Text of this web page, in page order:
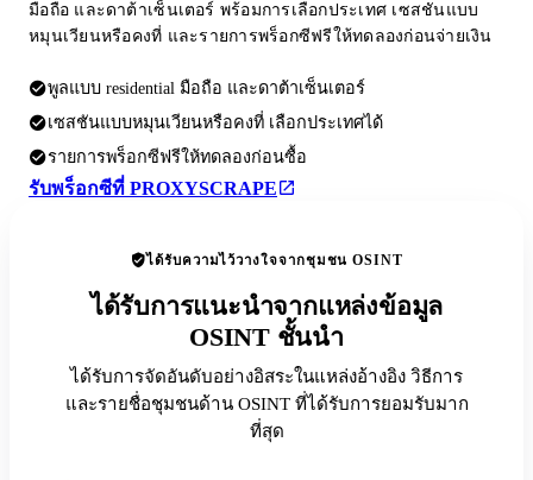
มือถือ และดาต้าเซ็นเตอร์ พร้อมการเลือกประเทศ เซสชันแบบ
หมุนเวียนหรือคงที่ และรายการพร็อกซีฟรีให้ทดลองก่อนจ่ายเงิน
พูลแบบ residential มือถือ และดาต้าเซ็นเตอร์
เซสชันแบบหมุนเวียนหรือคงที่ เลือกประเทศได้
รายการพร็อกซีฟรีให้ทดลองก่อนซื้อ
รับพร็อกซีที่ PROXYSCRAPE
ได้รับความไว้วางใจจากชุมชน OSINT
ได้รับการแนะนำจากแหล่งข้อมูล
OSINT ชั้นนำ
ได้รับการจัดอันดับอย่างอิสระในแหล่งอ้างอิง วิธีการ
และรายชื่อชุมชนด้าน OSINT ที่ได้รับการยอมรับมาก
ที่สุด